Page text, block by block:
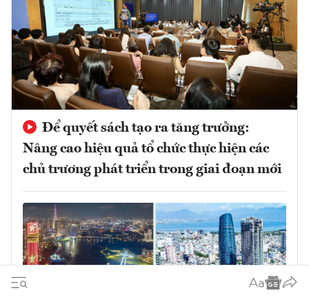
Để quyết sách tạo ra tăng trưởng:
Nâng cao hiệu quả tổ chức thực hiện các
chủ trương phát triển trong giai đoạn mới